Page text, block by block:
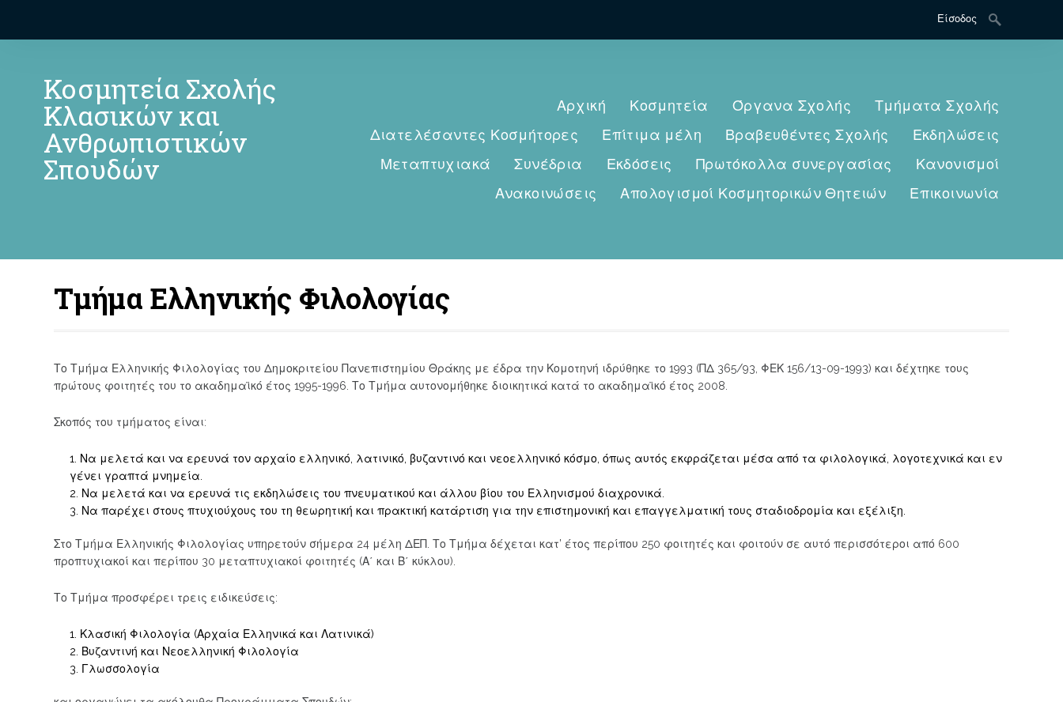
Είσοδος
Search
for:
Κοσμητεία Σχολής
Κλασικών και
Ανθρωπιστικών
Σπουδών
Αρχική Κοσμητεία Όργανα Σχολής
Τμήματα Σχολής
Διατελέσαντες Κοσμήτορες
Επίτιμα μέλη Βραβευθέντες Σχολής
Εκδηλώσεις
Μεταπτυχιακά
Συνέδρια Εκδόσεις Πρωτόκολλα συνεργασίας
Κανονισμοί
Ανακοινώσεις
Απολογισμοί Κοσμητορικών Θητειών Επικοινωνία
Τμήμα Ελληνικής Φιλολογίας
Το Τμήμα Ελληνικής Φιλολογίας του Δημοκριτείου Πανεπιστημίου Θράκης με έδρα την Κομοτηνή ιδρύθηκε το 1993 (ΠΔ 365/93, ΦΕΚ 156/13-09-1993) και δέχτηκε τους
πρώτους φοιτητές του το ακαδημαϊκό έτος 1995-1996. Το Τμήμα αυτονομήθηκε διοικητικά κατά το ακαδημαϊκό έτος 2008.
Σκοπός του τμήματος είναι:
Να μελετά και να ερευνά τον αρχαίο ελληνικό, λατινικό, βυζαντινό και νεοελληνικό κόσμο, όπως αυτός εκφράζεται μέσα από τα φιλολογικά, λογοτεχνικά και εν
γένει γραπτά μνημεία.
Να μελετά και να ερευνά τις εκδηλώσεις του πνευματικού και άλλου βίου του Ελληνισμού διαχρονικά.
Να παρέχει στους πτυχιούχους του τη θεωρητική και πρακτική κατάρτιση για την επιστημονική και επαγγελματική τους σταδιοδρομία και εξέλιξη.
Στο Τμήμα Ελληνικής Φιλολογίας υπηρετούν σήμερα 24 μέλη ΔΕΠ. Το Τμήμα δέχεται κατ’ έτος περίπου 250 φοιτητές και φοιτούν σε αυτό περισσότεροι από 600
προπτυχιακοί και περίπου 30 μεταπτυχιακοί φοιτητές (Α΄ και Β΄ κύκλου).
Το Τμήμα προσφέρει τρεις ειδικεύσεις:
Κλασική Φιλολογία (Αρχαία Ελληνικά και Λατινικά)
Βυζαντινή και Νεοελληνική Φιλολογία
Γλωσσολογία